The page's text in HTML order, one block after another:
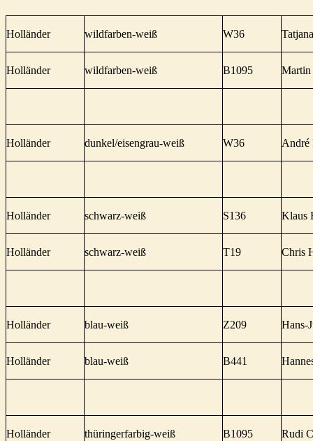
Holländer wildfarben-weiß W36
Holländer wildfarben-weiß B1095
Holländer dunkel/eisengrau-weiß W36 André
Holländer schwarz-weiß S136 Klaus
Holländer schwarz-weiß T19 Chris
Holländer blau-weiß Z209 Hans-
Holländer blau-weiß B441
Holländer thüringerfarbig-weiß B1095 Rudi